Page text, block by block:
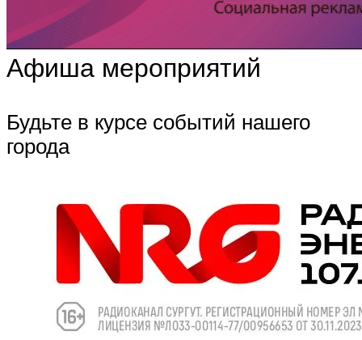
Афиша мероприятий
Будьте в курсе событий нашего
города